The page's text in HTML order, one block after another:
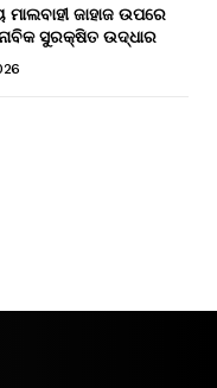
ଜାହାଜ ଉପରେ
ସୁରକ୍ଷିତ ଉଦ୍ଧାର